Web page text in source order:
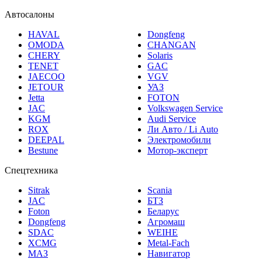
Автосалоны
HAVAL
OMODA
CHERY
TENET
JAECOO
JETOUR
Jetta
JAC
KGM
ROX
DEEPAL
Bestune
Dongfeng
CHANGAN
Solaris
GAC
VGV
УАЗ
FOTON
Volkswagen Service
Audi Service
Ли Авто / Li Auto
Электромобили
Мотор-эксперт
Спецтехника
Sitrak
JAC
Foton
Dongfeng
SDAC
XCMG
МАЗ
Scania
БТЗ
Беларус
Агромаш
WEIHE
Metal-Fach
Навигатор